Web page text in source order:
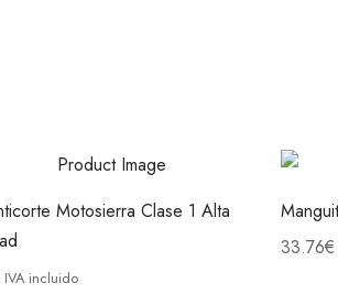
Motosierra Clase 1 Alta
IVA incluido
33.76€